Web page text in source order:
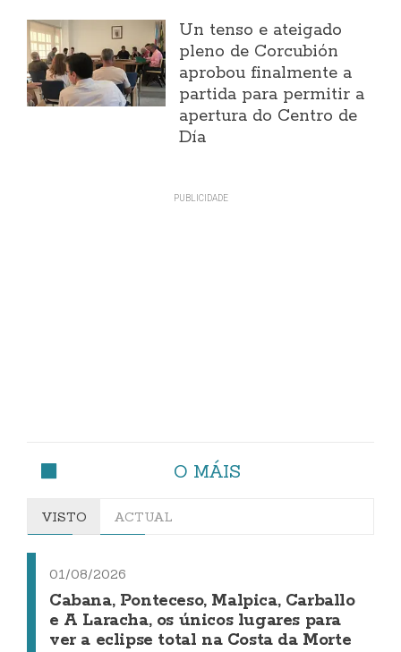
Un tenso e ateigado
pleno de Corcubión
aprobou finalmente a
partida para permitir a
apertura do Centro de
Día
O MÁIS
VISTO ACTUAL
01/08/2026
Cabana, Ponteceso, Malpica, Carballo
e A Laracha, os únicos lugares para
ver a eclipse total na Costa da Morte